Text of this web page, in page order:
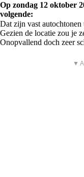
Op zondag 12 oktober
volgende:
Dat zijn vast
Gezien de locatie zou je
Onopvallend doch zeer
▼